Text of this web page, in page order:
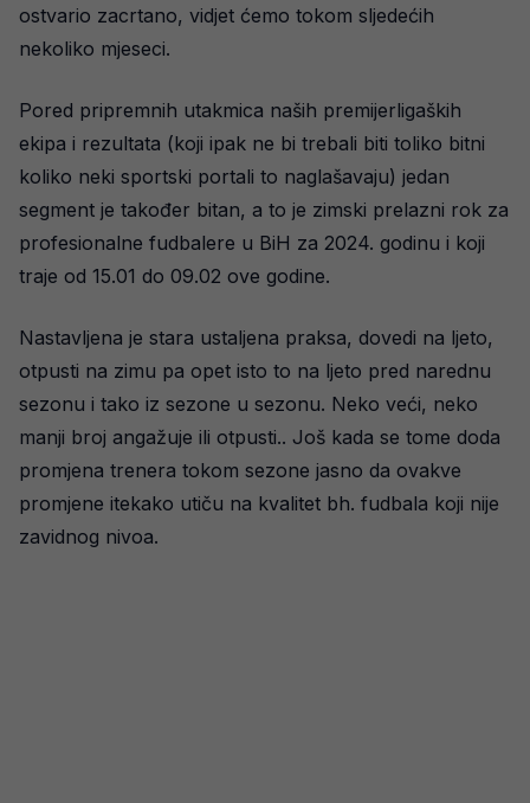
ostvario zacrtano, vidjet ćemo tokom sljedećih
nekoliko mjeseci.
Pored pripremnih utakmica naših premijerligaških
ekipa i rezultata (koji ipak ne bi trebali biti toliko bitni
koliko neki sportski portali to naglašavaju) jedan
segment je također bitan, a to je zimski prelazni rok za
profesionalne fudbalere u BiH za 2024. godinu i koji
traje od 15.01 do 09.02 ove godine.
Nastavljena je stara ustaljena praksa, dovedi na ljeto,
otpusti na zimu pa opet isto to na ljeto pred narednu
sezonu i tako iz sezone u sezonu. Neko veći, neko
manji broj angažuje ili otpusti.. Još kada se tome doda
promjena trenera tokom sezone jasno da ovakve
promjene itekako utiču na kvalitet bh. fudbala koji nije
zavidnog nivoa.